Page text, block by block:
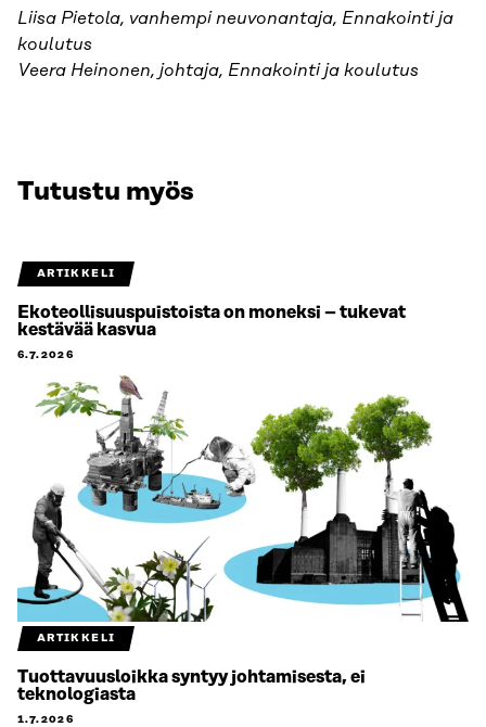
Liisa Pietola, vanhempi neuvonantaja, Ennakointi ja
koulutus
Veera Heinonen, johtaja, Ennakointi ja koulutus
Tutustu myös
ARTIKKELI
Ekoteollisuuspuistoista on moneksi – tukevat
kestävää kasvua
6.7.2026
ARTIKKELI
Tuottavuusloikka syntyy johtamisesta, ei
teknologiasta
1.7.2026